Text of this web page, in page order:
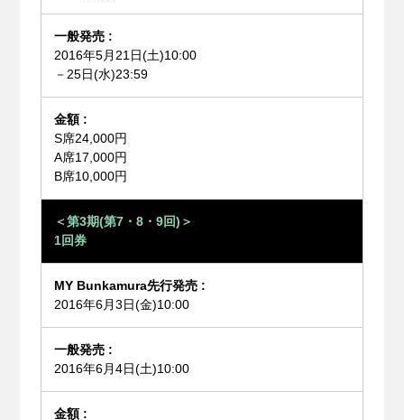
2016年5月21日(土)10:00
－25日(水)23:59
S席24,000円
A席17,000円
B席10,000円
＜第3期(第7・8・9回)＞
1回券
2016年6月3日(金)10:00
2016年6月4日(土)10:00